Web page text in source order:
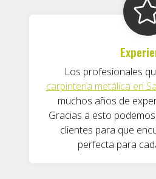
Los profesionales
carpintería metálica en
muchos años de
Gracias a esto
clientes para que
perfecta para